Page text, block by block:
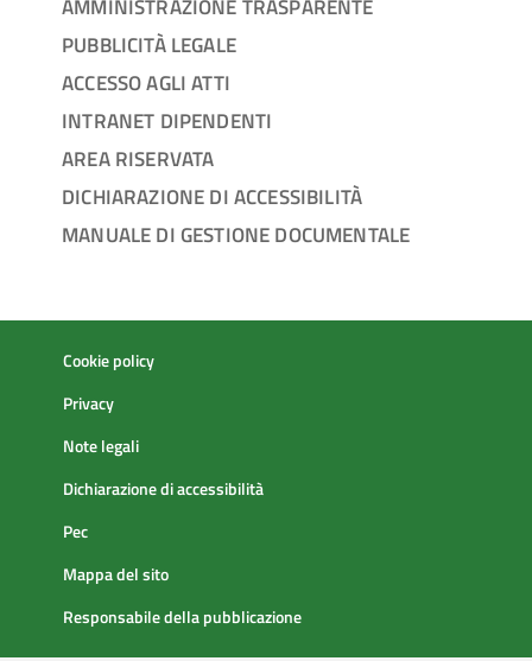
AMMINISTRAZIONE TRASPARENTE
PUBBLICITÀ LEGALE
ACCESSO AGLI ATTI
INTRANET DIPENDENTI
AREA RISERVATA
DICHIARAZIONE DI ACCESSIBILITÀ
MANUALE DI GESTIONE DOCUMENTALE
Cookie policy
Privacy
Note legali
Dichiarazione di accessibilità
Pec
Mappa del sito
Responsabile della pubblicazione